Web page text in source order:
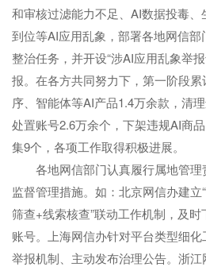
和审核过滤能力不足、AI数据投毒
到位等AI应用乱象，部署各地网信
整治任务，并开设“涉AI应用乱象举
报。在各方共同努力下，第一阶段
序、智能体等AI产品1.4万余款，清
处置账号2.6万余个，下架违规AI商
集9个，各项工作取得积极进展。
各地网信部门认真履行属地管
监督管理措施。如：北京网信办建
筛查+线索核查”联动工作机制，及
账号。上海网信办针对平台类型细
举报机制、主动发布治理公告。浙江